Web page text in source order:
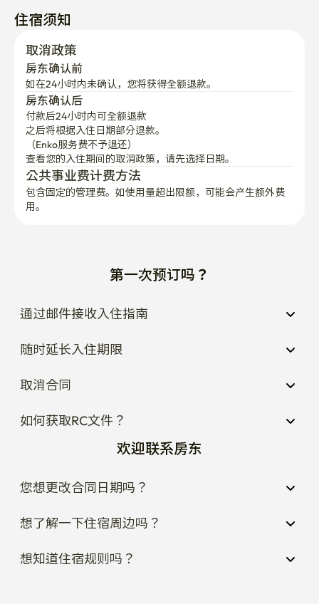
取消政策
如在24小时内未确认，您将获得全额退款。
房东确认后
付款后24小时内可全额退款
之后将根据入住日期部分退款。
（Enko服务费不予退还）
查看您的入住期间的取消政策，请先选择日期。
公共事业费计费方法
包含固定的管理费。如使用量超出限额，可能会产生额外费
用。
通过邮件接收入住指南
随时延长入住期限
取消合同
如何获取RC文件？
欢迎联系房东
您想更改合同日期吗？
想了解一下住宿周边吗？
想知道住宿规则吗？